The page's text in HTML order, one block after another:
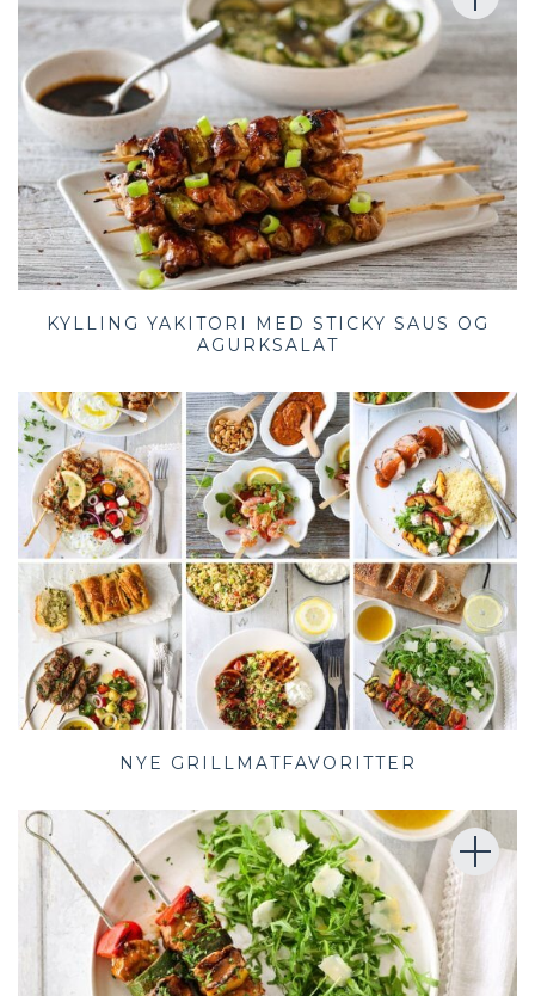
KYLLING YAKITORI MED STICKY SAUS OG
AGURKSALAT
NYE GRILLMATFAVORITTER